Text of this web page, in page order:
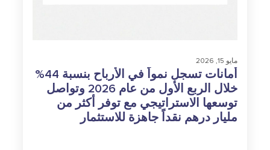
مايو 15, 2026
أمانات تسجل نمواً في الأرباح بنسبة 44%
خلال الربع الأول من عام 2026 وتواصل
توسعها الاستراتيجي مع توفر أكثر من
مليار درهم نقداً جاهزة للاستثمار